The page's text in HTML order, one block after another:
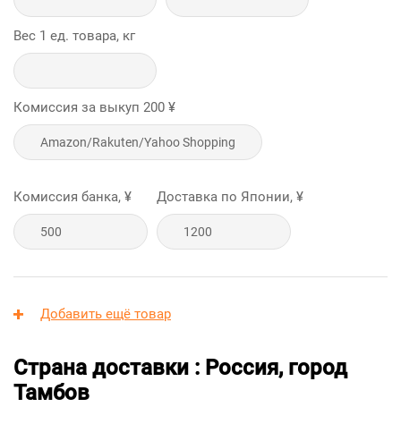
Вес 1 ед. товара, кг
Комиссия за выкуп 200 ¥
Комиссия банка, ¥ Доставка по Японии, ¥
Добавить ещё товар
Страна доставки : Россия, город
Тамбов